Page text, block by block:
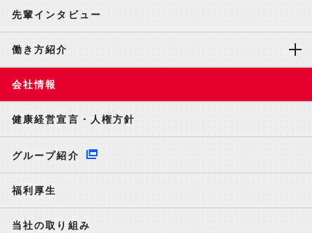
先輩インタビュー
働き方紹介
会社情報
健康経営宣言・人権方針
グループ紹介
福利厚生
当社の取り組み